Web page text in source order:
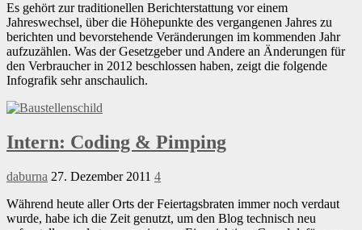
Es gehört zur traditionellen Berichterstattung vor einem
Jahreswechsel, über die Höhepunkte des vergangenen Jahres zu
berichten und bevorstehende Veränderungen im kommenden Jahr
aufzuzählen. Was der Gesetzgeber und Andere an Änderungen für
den Verbraucher in 2012 beschlossen haben, zeigt die folgende
Infografik sehr anschaulich.
Intern: Coding & Pimping
daburna 27. Dezember 2011 4
Während heute aller Orts der Feiertagsbraten immer noch verdaut
wurde, habe ich die Zeit genutzt, um den Blog technisch neu